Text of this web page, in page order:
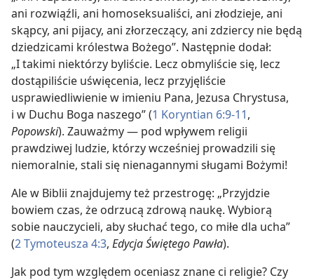
ani rozwiąźli, ani homoseksualiści, ani złodzieje, ani
skąpcy, ani pijacy, ani złorzeczący, ani zdziercy nie będą
dziedzicami królestwa Bożego”. Następnie dodał:
„I takimi niektórzy byliście. Lecz obmyliście się, lecz
dostąpiliście uświęcenia, lecz przyjęliście
usprawiedliwienie w imieniu Pana, Jezusa Chrystusa,
i w Duchu Boga naszego” (1 Koryntian 6:9-11,
Popowski). Zauważmy — pod wpływem religii
prawdziwej ludzie, którzy wcześniej prowadzili się
niemoralnie, stali się nienagannymi sługami Bożymi!
Ale w Biblii znajdujemy też przestrogę: „Przyjdzie
bowiem czas, że odrzucą zdrową naukę. Wybiorą
sobie nauczycieli, aby słuchać tego, co miłe dla ucha”
(2 Tymoteusza 4:3, Edycja Świętego Pawła).
Jak pod tym względem oceniasz znane ci religie? Czy